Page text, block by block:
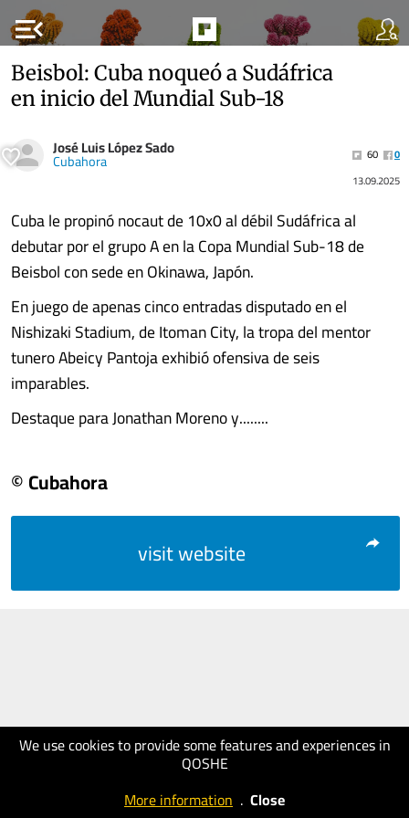
menu_open
We use cookies to provide some features and experiences in
QOSHE
More information . Close
Beisbol: Cuba noqueó a Sudáfrica
en inicio del Mundial Sub-18
José Luis López Sado
Cubahora 60
0
13.09.2025
Cuba le propinó nocaut de 10x0 al débil Sudáfrica al
debutar por el grupo A en la Copa Mundial Sub-18 de
Beisbol con sede en Okinawa, Japón.
En juego de apenas cinco entradas disputado en el
Nishizaki Stadium, de Itoman City, la tropa del mentor
tunero Abeicy Pantoja exhibió ofensiva de seis
imparables.
Destaque para Jonathan Moreno y........
© Cubahora
visit website